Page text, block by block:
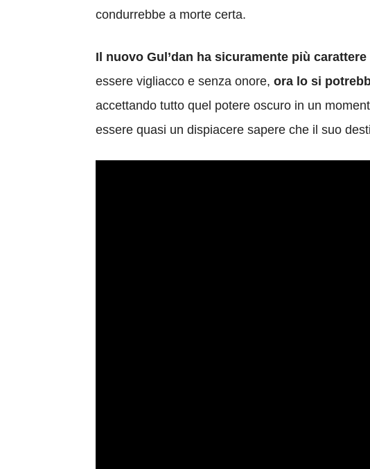
condurrebbe a morte certa.
Il nuovo Gul’dan ha sicuramente più
essere vigliacco e senza onore, ora lo si
accettando tutto quel potere oscuro in un
essere quasi un dispiacere sapere che il suo